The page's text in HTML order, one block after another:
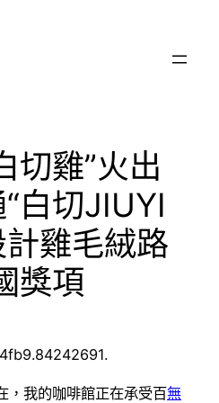
切雞”火出
白切JIUYI
雞毛絨路
獎項
，我的咖啡館正在承受百無